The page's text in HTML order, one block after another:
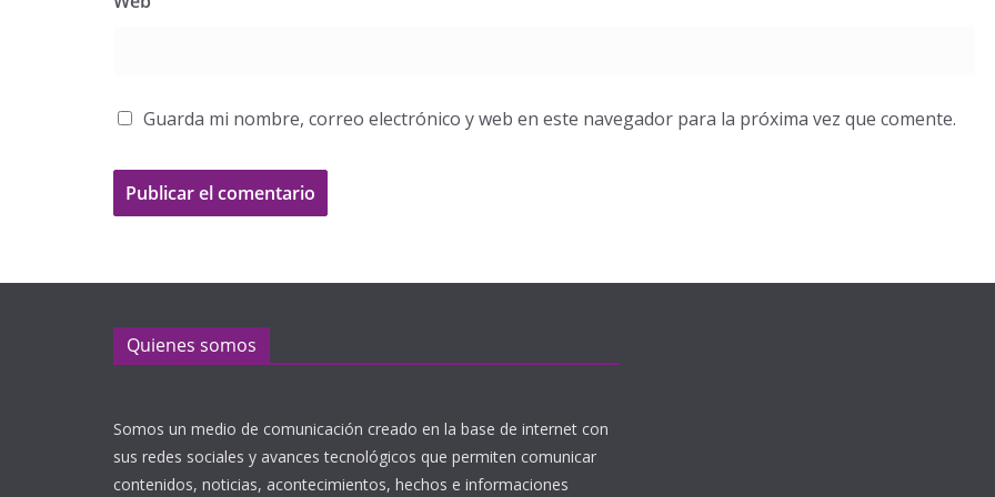
Guarda mi nombre, correo electrónico y web en este navegador para la próxima vez que comente.
Quienes somos
Somos un medio de comunicación creado en la base de internet con
sus redes sociales y avances tecnológicos que permiten comunicar
contenidos, noticias, acontecimientos, hechos e informaciones